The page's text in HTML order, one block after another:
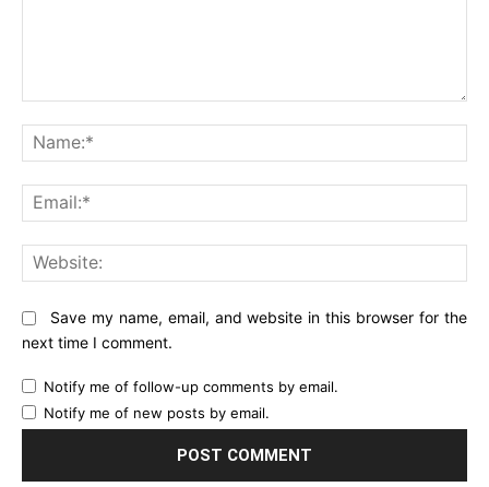
Save my name, email, and website in this browser for the
next time I comment.
Notify me of follow-up comments by email.
Notify me of new posts by email.